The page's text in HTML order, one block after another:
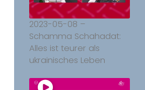
2023-05-08 –
Schamma Schahadat:
Alles ist teurer als
ukrainisches Leben